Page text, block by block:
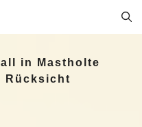
in Mastholte
Rücksicht